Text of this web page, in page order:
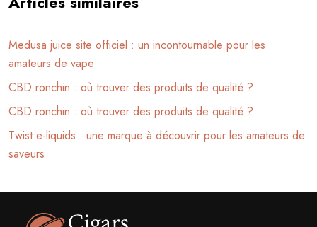
Medusa juice site officiel : un incontournable pour les
amateurs de vape
CBD ronchin : où trouver des produits de qualité ?
CBD ronchin : où trouver des produits de qualité ?
Twist e-liquids : une marque à découvrir pour les amateurs de
saveurs